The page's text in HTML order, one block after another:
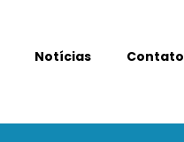
Notícias Contato